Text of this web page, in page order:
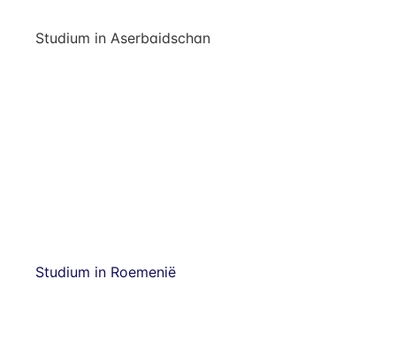
Studium in Aserbaidschan
Studium in Roemenië